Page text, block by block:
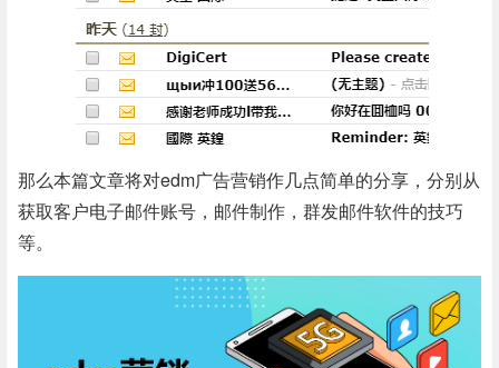
那么本篇文章将对edm广告营销作几点简单的分享，分别从
获取客户电子邮件账号，邮件制作，群发邮件软件的技巧
等。